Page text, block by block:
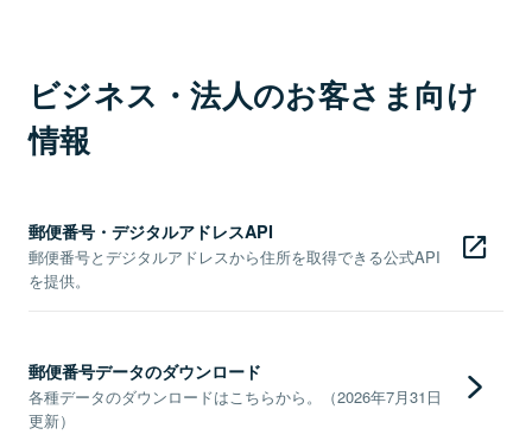
ビジネス・法人のお客さま向け
情報
郵便番号・デジタルアドレスAPI
郵便番号とデジタルアドレスから住所を取得できる公式API
を提供。
郵便番号データのダウンロード
各種データのダウンロードはこちらから。（2026年7月31日
更新）